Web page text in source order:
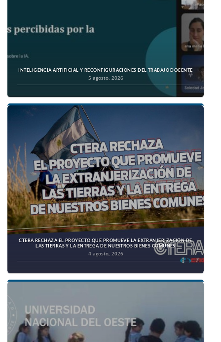
INTELIGENCIA ARTIFICIAL Y RECONFIGURACIONES DEL TRABAJO DOCENTE
5 agosto, 2026
CTERA RECHAZA EL PROYECTO QUE PROMUEVE LA EXTRANJERIZACIÓN DE
LAS TIERRAS Y LA ENTREGA DE NUESTROS BIENES COMUNES
4 agosto, 2026